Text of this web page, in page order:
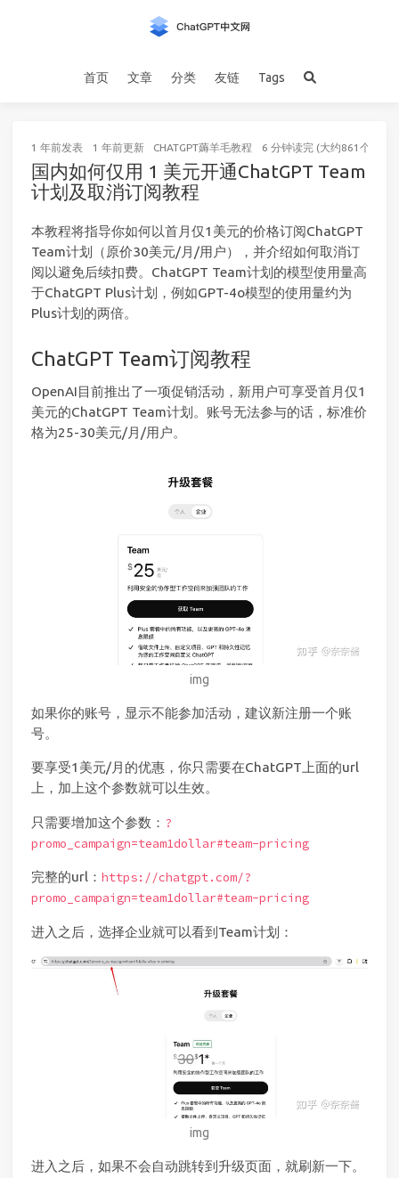
首页 文章 分类 友链 Tags
1 年前发表 1 年前更新 CHATGPT薅羊毛教程 6 分钟读完 (大约861个字)
国内如何仅用 1 美元开通ChatGPT Team
计划及取消订阅教程
本教程将指导你如何以首月仅1美元的价格订阅ChatGPT
Team计划（原价30美元/月/用户），并介绍如何取消订
阅以避免后续扣费。ChatGPT Team计划的模型使用量高
于ChatGPT Plus计划，例如GPT-4o模型的使用量约为
Plus计划的两倍。
ChatGPT Team订阅教程
OpenAI目前推出了一项促销活动，新用户可享受首月仅1
美元的ChatGPT Team计划。账号无法参与的话，标准价
格为25-30美元/月/用户。
img
如果你的账号，显示不能参加活动，建议新注册一个账
号。
要享受1美元/月的优惠，你只需要在ChatGPT上面的url
上，加上这个参数就可以生效。
只需要增加这个参数： ?
promo_campaign=team1dollar#team-pricing
完整的url： https://chatgpt.com/?
promo_campaign=team1dollar#team-pricing
进入之后，选择企业就可以看到Team计划：
img
进入之后，如果不会自动跳转到升级页面，就刷新一下。